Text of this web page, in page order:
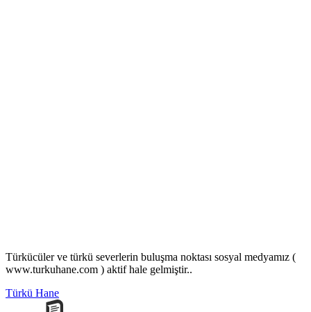
Türkücüler ve türkü severlerin buluşma noktası sosyal medyamız (
www.turkuhane.com ) aktif hale gelmiştir..
Türkü Hane